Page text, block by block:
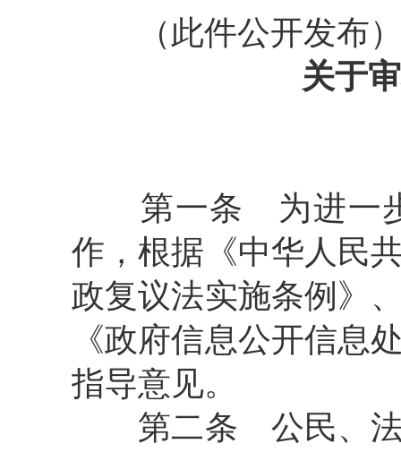
（此件公开发布
关于
第一条 为进一
作，根据《中华人民
政复议法实施条例》
《政府信息公开信息
指导意见。
第二条 公民、